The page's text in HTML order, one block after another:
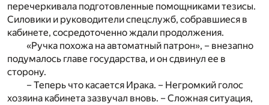
перечеркивала подготовленные помощниками тезисы.
Силовики и руководители спецслужб, собравшиеся в
кабинете, сосредоточенно ждали продолжения.
«Ручка похожа на автоматный патрон», – внезапно
подумалось главе государства, и он сдвинул ее в
сторону.
– Теперь что касается Ирака. – Негромкий голос
хозяина кабинета зазвучал вновь. – Сложная ситуация,